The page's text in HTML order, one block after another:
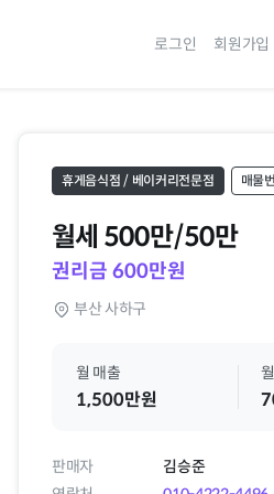
로그인 회원가입
휴게음식점 / 베이커리전문점 매물
월세 500만/50만
권리금 600만원
부산 사하구
월 매출
1,500만원
판매자
김승준